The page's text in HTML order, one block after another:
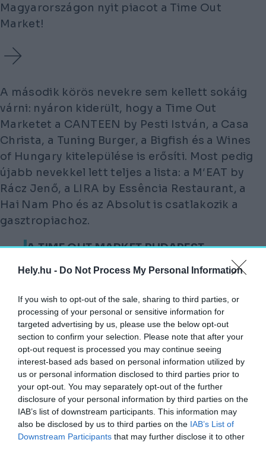
Hely.hu - Do Not Process My Personal Information
If you wish to opt-out of the sale, sharing to third parties, or
processing of your personal or sensitive information for
targeted advertising by us, please use the below opt-out
section to confirm your selection. Please note that after your
opt-out request is processed you may continue seeing
interest-based ads based on personal information utilized by
us or personal information disclosed to third parties prior to
your opt-out. You may separately opt-out of the further
disclosure of your personal information by third parties on the
IAB’s list of downstream participants. This information may
also be disclosed by us to third parties on the IAB’s List of
Downstream Participants that may further disclose it to other
Magyarországon nyit piacot a Time Out
Market!
A második körös nevekre sem kellett sokáig
várni: nyáron kiderült, hogy a Time Out
Marketet a CANTEEN by Pesti István, a Casa
Christa, a Tuning Burger, a Bigfish és a Wines
of Hungary kitelepülése is erősíti. Most pedig
újabb nevekkel lett teljes a lista: a M′EAT by
Rácz Jenő, a LIRA by Essência Restaurant, a
Hai Nam Pho és az Absolut is csatlakozik a
gasztropiachoz.
A TIME OUT MARKET BUDAPEST
SZEPTEMBER 20-ÁN NYÍLIK MEG,
várják majd a gasztronómia szerelmeseit 11
konyhával, 3 bárral és 5
rendezvényhelyszínnel.
Az éttermesek csapata
A Time Out Market Budapest egész évben
változatos kulturális programokat és
eseményeket is kínál majd.